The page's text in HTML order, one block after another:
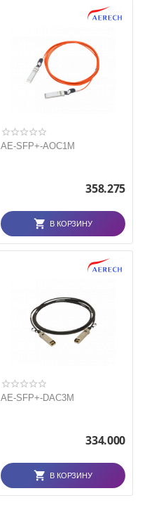
AE-SFP+-AOC1M
358.275
В КОРЗИНУ
AE-SFP+-DAC3M
334.000
В КОРЗИНУ